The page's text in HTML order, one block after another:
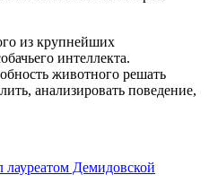
из крупнейших
интеллекта.
животного решать
анализировать поведение,
лауреатом Демидовской